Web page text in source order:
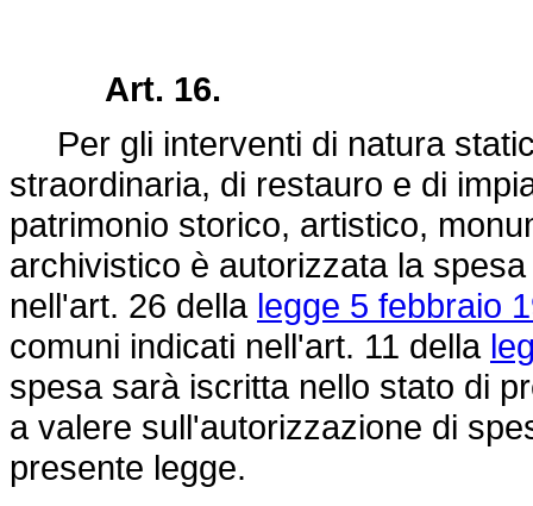
Art. 16.
Per gli interventi di natura
straordinaria, di restauro e di
patrimonio storico, artistico,
archivistico è autorizzata la
nell'art. 26 della legge 5 febbraio
comuni indicati nell'art. 11 della
spesa sarà iscritta nello stato di
a valere sull'autorizzazione di
presente legge.